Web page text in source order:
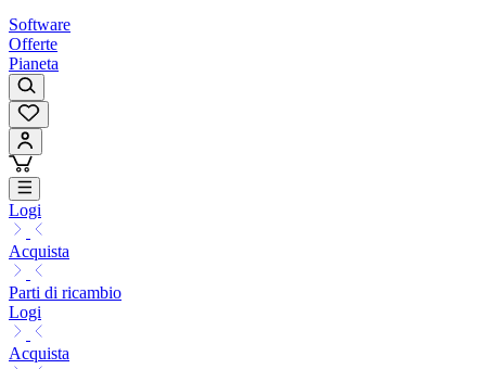
Software
Offerte
Pianeta
Logi
Acquista
Parti di ricambio
Logi
Acquista